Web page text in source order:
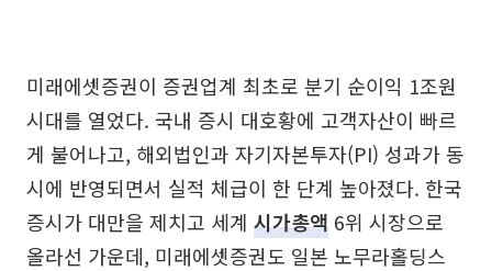
미래에셋증권이 증권업계 최초로 분기 순이익 1조원
시대를 열었다. 국내 증시 대호황에 고객자산이 빠르
게 불어나고, 해외법인과 자기자본투자(PI) 성과가 동
시에 반영되면서 실적 체급이 한 단계 높아졌다. 한국
증시가 대만을 제치고 세계 시가총액 6위 시장으로
올라선 가운데, 미래에셋증권도 일본 노무라홀딩스